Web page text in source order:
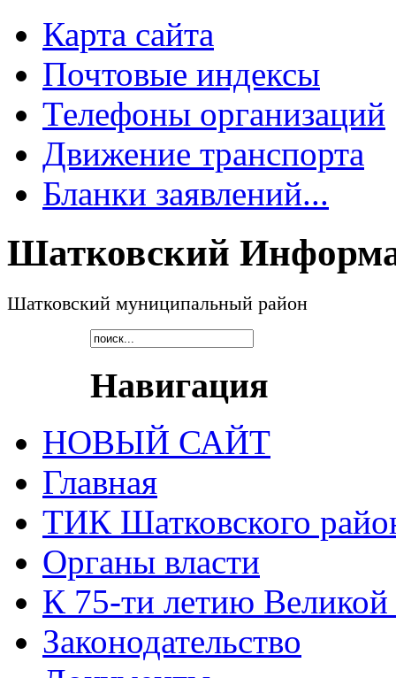
Карта сайта
Почтовые индексы
Телефоны организаций
Движение транспорта
Бланки заявлений...
Шатковский
Шатковский муниципальный район
Навигация
НОВЫЙ САЙТ
Главная
ТИК Шатковского
Органы власти
К 75-ти летию
Законодательство